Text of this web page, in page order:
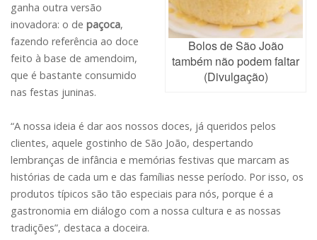
Bolos de São João
também não podem faltar
(Divulgação)
ganha outra versão
inovadora: o de paçoca,
fazendo referência ao doce
feito à base de amendoim,
que é bastante consumido
nas festas juninas.
“A nossa ideia é dar aos nossos doces, já queridos pelos
clientes, aquele gostinho de São João, despertando
lembranças de infância e memórias festivas que marcam as
histórias de cada um e das famílias nesse período. Por isso, os
produtos típicos são tão especiais para nós, porque é a
gastronomia em diálogo com a nossa cultura e as nossas
tradições”, destaca a doceira.